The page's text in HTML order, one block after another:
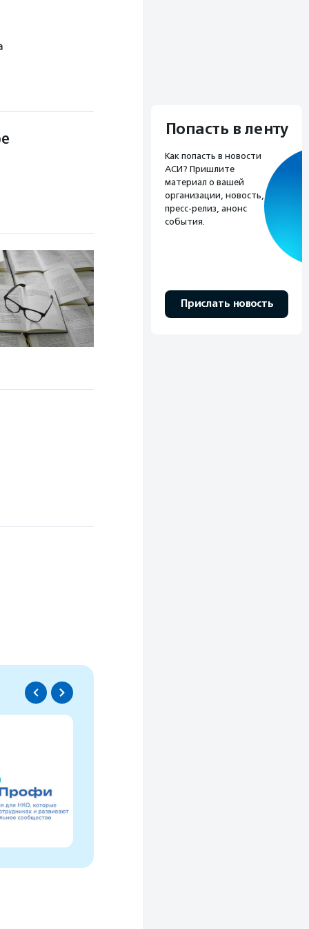
Попасть в ленту
Как попасть в новости
АСИ? Пришлите
материал о вашей
организации, новость,
пресс-релиз, анонс
события.
Прислать новость